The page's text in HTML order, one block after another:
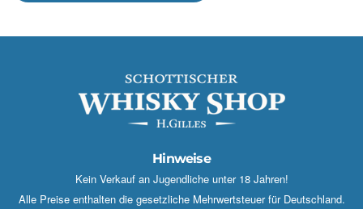
Hinweise
Kein Verkauf an Jugendliche unter 18 Jahren!
Alle Preise enthalten die gesetzliche Mehrwertsteuer für Deutschland.